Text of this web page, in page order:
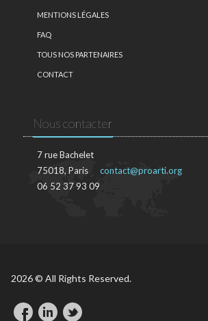
MENTIONS LÉGALES
FAQ
TOUS NOS PARTENAIRES
CONTACT
Nous contacter
7 rue Bachelet
75018, Paris
06 52 37 93 09
contact@proarti.org
2026 © All Rights Reserved.